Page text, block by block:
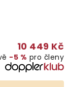
10 449 Kč
−5 % pro členy